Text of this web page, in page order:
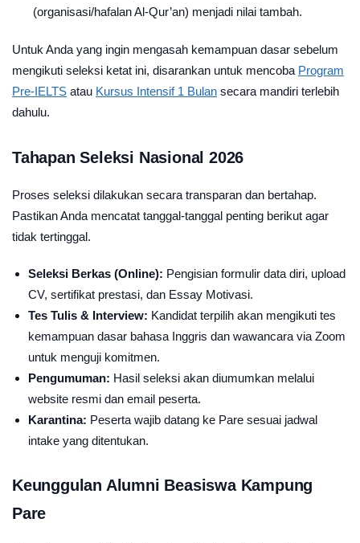
(organisasi/hafalan Al-Qur’an) menjadi nilai tambah.
Untuk Anda yang ingin mengasah kemampuan dasar sebelum
mengikuti seleksi ketat ini, disarankan untuk mencoba Program
Pre-IELTS atau Kursus Intensif 1 Bulan secara mandiri terlebih
dahulu.
Tahapan Seleksi Nasional 2026
Proses seleksi dilakukan secara transparan dan bertahap.
Pastikan Anda mencatat tanggal-tanggal penting berikut agar
tidak tertinggal.
Seleksi Berkas (Online): Pengisian formulir data diri, upload
CV, sertifikat prestasi, dan Essay Motivasi.
Tes Tulis & Interview: Kandidat terpilih akan mengikuti tes
kemampuan dasar bahasa Inggris dan wawancara via Zoom
untuk menguji komitmen.
Pengumuman: Hasil seleksi akan diumumkan melalui
website resmi dan email peserta.
Karantina: Peserta wajib datang ke Pare sesuai jadwal
intake yang ditentukan.
Keunggulan Alumni Beasiswa Kampung
Pare